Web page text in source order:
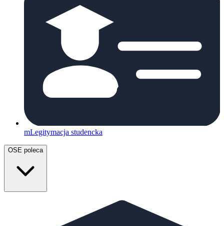
mLegitymacja studencka
OSE poleca